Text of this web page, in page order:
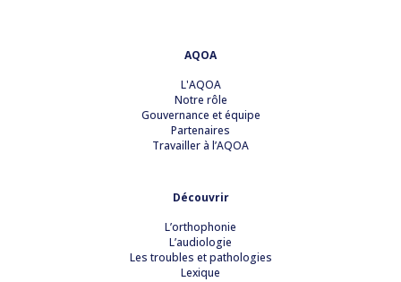
AQOA
L'AQOA
Notre rôle
Gouvernance et équipe
Partenaires
Travailler à l’AQOA
Découvrir
L’orthophonie
L’audiologie
Les troubles et pathologies
Lexique